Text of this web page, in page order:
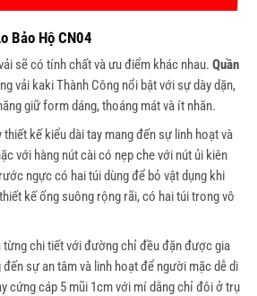
Bảo Hộ CN04
sẽ có tính chất và ưu điểm khác nhau. Quần
vải kaki Thành Công nổi bật với sự dày dặn,
giữ form dáng, thoáng mát và ít nhăn.
thiết kế kiểu dài tay mang đến sự linh hoạt và
với hàng nút cài có nẹp che với nút ủi kiên
ngực có hai túi dùng để bỏ vật dụng khi
kế ống suông rộng rãi, có hai túi trong vô
chi tiết với đường chỉ đều đặn được gia
sự an tâm và linh hoạt để người mặc dễ di
cứng cáp 5 mũi 1cm với mí dằng chỉ đôi ở trụ